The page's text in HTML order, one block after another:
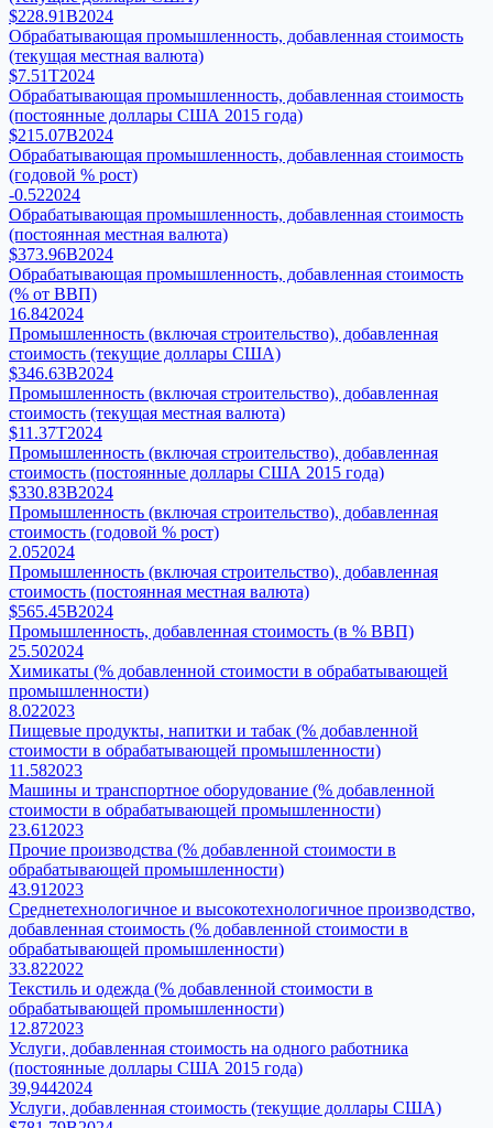
$228.91B2024
Обрабатывающая промышленность, добавленная стоимость
(текущая местная валюта)
$7.51T2024
Обрабатывающая промышленность, добавленная стоимость
(постоянные доллары США 2015 года)
$215.07B2024
Обрабатывающая промышленность, добавленная стоимость
(годовой % рост)
-0.522024
Обрабатывающая промышленность, добавленная стоимость
(постоянная местная валюта)
$373.96B2024
Обрабатывающая промышленность, добавленная стоимость
(% от ВВП)
16.842024
Промышленность (включая строительство), добавленная
стоимость (текущие доллары США)
$346.63B2024
Промышленность (включая строительство), добавленная
стоимость (текущая местная валюта)
$11.37T2024
Промышленность (включая строительство), добавленная
стоимость (постоянные доллары США 2015 года)
$330.83B2024
Промышленность (включая строительство), добавленная
стоимость (годовой % рост)
2.052024
Промышленность (включая строительство), добавленная
стоимость (постоянная местная валюта)
$565.45B2024
Промышленность, добавленная стоимость (в % ВВП)
25.502024
Химикаты (% добавленной стоимости в обрабатывающей
промышленности)
8.022023
Пищевые продукты, напитки и табак (% добавленной
стоимости в обрабатывающей промышленности)
11.582023
Машины и транспортное оборудование (% добавленной
стоимости в обрабатывающей промышленности)
23.61 2023
Прочие производства (% добавленной стоимости в
обрабатывающей промышленности)
43.91 2023
Среднетехнологичное и высокотехнологичное производство,
добавленная стоимость (% добавленной стоимости в
обрабатывающей промышленности)
33.822022
Текстиль и одежда (% добавленной стоимости в
обрабатывающей промышленности)
12.872023
Услуги, добавленная стоимость на одного работника
(постоянные доллары США 2015 года)
39,9442024
Услуги, добавленная стоимость (текущие доллары США)